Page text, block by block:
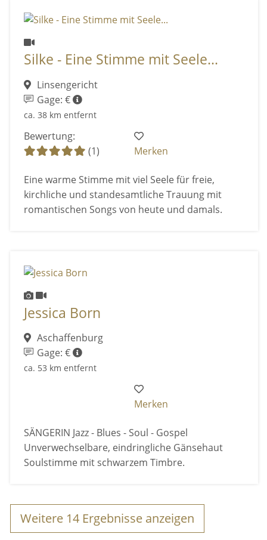
Silke - Eine Stimme mit Seele...
Linsengericht
Gage: €
ca. 38 km entfernt
Bewertung:
(1)
Merken
Eine warme Stimme mit viel Seele für freie,
kirchliche und standesamtliche Trauung mit
romantischen Songs von heute und damals.
Jessica Born
Aschaffenburg
Gage: €
ca. 53 km entfernt
Merken
SÄNGERIN Jazz - Blues - Soul - Gospel
Unverwechselbare, eindringliche Gänsehaut
Soulstimme mit schwarzem Timbre.
Weitere 14 Ergebnisse anzeigen